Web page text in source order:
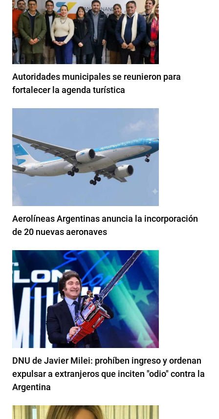
Autoridades municipales se reunieron para
fortalecer la agenda turística
Aerolíneas Argentinas anuncia la incorporación
de 20 nuevas aeronaves
DNU de Javier Milei: prohíben ingreso y ordenan
expulsar a extranjeros que inciten "odio" contra la
Argentina